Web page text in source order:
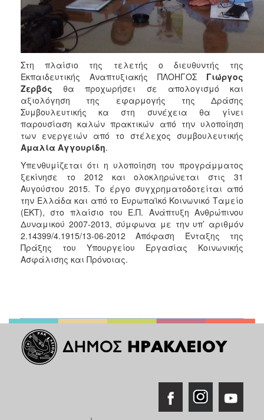
Στη πλαίσιο της τελετής ο διευθυντής της
Εκπαιδευτικής Αναπτυξιακής ΠΛΟΗΓΟΣ Γιώργος
Ζερβός θα προχωρήσει σε απολογισμό και
αξιολόγηση της εφαρμογής της Δράσης
Συμβουλευτικής κα στη συνέχεια θα γίνει
παρουσίαση καλών πρακτικών από την υλοποίηση
των ενεργειών από το στέλεχος συμβουλευτικής
Αμαλία Αγγουρίδη.
Υπενθυμίζεται ότι η υλοποίηση του προγράμματος
ξεκίνησε το 2012 και ολοκληρώνεται στις 31
Αυγούστου 2015. Το έργο συγχρηματοδοτείται από
την Ελλάδα και από το Ευρωπαϊκό Κοινωνικό Ταμείο
(ΕΚΤ), στο πλαίσιο του Ε.Π. Ανάπτυξη Ανθρώπινου
Δυναμικού 2007-2013, σύμφωνα με την υπ’ αριθμόν
2.14399/4.1915/13-06-2012 Απόφαση Ένταξης της
Πράξης του Υπουργείου Εργασίας Κοινωνικής
Ασφάλισης και Πρόνοιας.